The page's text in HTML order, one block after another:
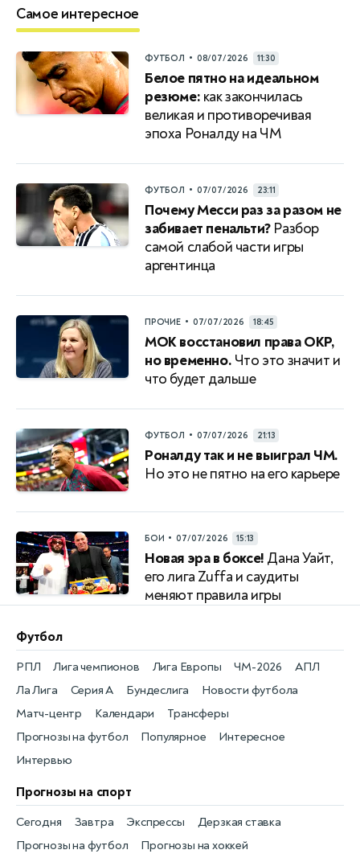
Самое интересное
ФУТБОЛ • 08/07/2026 11:30
Белое пятно на идеальном
резюме: как закончилась
великая и противоречивая
эпоха Роналду на ЧМ
ФУТБОЛ • 07/07/2026 23:11
Почему Месси раз за разом не
забивает пенальти?Разбор
самой слабой части игры
аргентинца
ПРОЧИЕ • 07/07/2026 18:45
МОК восстановил права ОКР,
но временно. Что это значит и
что будет дальше
ФУТБОЛ • 07/07/2026 21:13
Роналду так и не выиграл ЧМ.
Но это не пятно на его карьере
БОИ • 07/07/2026 15:13
Новая эра в боксе! Дана Уайт,
его лига Zuffa и саудиты
меняют правила игры
Футбол
Новости футбола
РПЛ
Матч-центр
Лига чемпионов
Календари
Лига Европы
Трансферы
ЧМ-2026
Прогнозы на футбол
АПЛ
Популярное
Ла Лига
Интересное
Серия А
Интервью
Бундеслига
Прогнозы на спорт
Прогнозы на футбол
Сегодня
Прогнозы на хоккей
Завтра Экспрессы Дерзкая ставка